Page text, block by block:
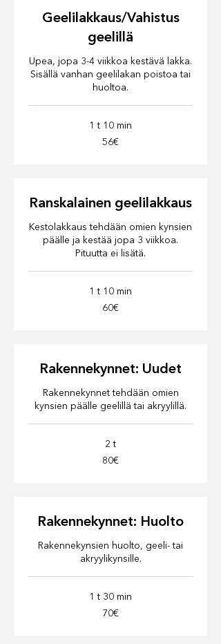
Geelilakkaus/Vahistus
geelillä
Upea, jopa 3-4 viikkoa kestävä lakka.
Sisällä vanhan geelilakan poistoa tai
huoltoa.
1 t 10 min
56€
Ranskalainen geelilakkaus
Kestolakkaus tehdään omien kynsien
päälle ja kestää jopa 3 viikkoa.
Pituutta ei lisätä.
1 t 10 min
60€
Rakennekynnet: Uudet
Rakennekynnet tehdään omien
kynsien päälle geelillä tai akryylillä.
2 t
80€
Rakennekynnet: Huolto
Rakennekynsien huolto, geeli- tai
akryylikynsille.
1 t 30 min
70€